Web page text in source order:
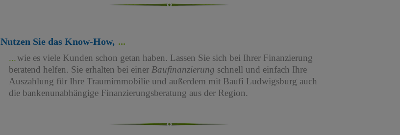
Nutzen Sie das Know-How,
wie es viele Kunden schon getan haben. Lassen Sie sich bei Ihrer Finanzierung
beratend helfen. Sie erhalten bei einerBaufinanzierung schnell und einfach Ihre
Auszahlung für Ihre Traumimmobilie und außerdem mit Baufi Ludwigsburg auch
die bankenunabhängige Finanzierungsberatung aus der Region.